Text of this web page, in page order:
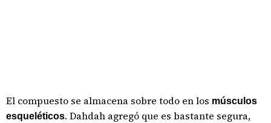
El compuesto se almacena sobre todo en los músculos
esqueléticos. Dahdah agregó que es bastante segura,